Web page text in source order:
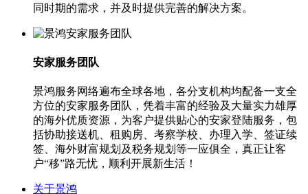
同时期的需求，并及时提供完善的解决方案。
安家服务团队
景鸿服务网络遍布全球各地，各分支机构均配备一支全
方位的安家服务团队，凭着丰富的经验及大量实力雄厚
的海外优质资源，为客户提供贴心的安家登陆服务，包
括协助接送机、租购房、考察学校、办理入学、签证续
签、海外财富规划及税务规划等一应俱全，真正让客
户“移”路无忧，顺利开展新生活！
关于景鸿